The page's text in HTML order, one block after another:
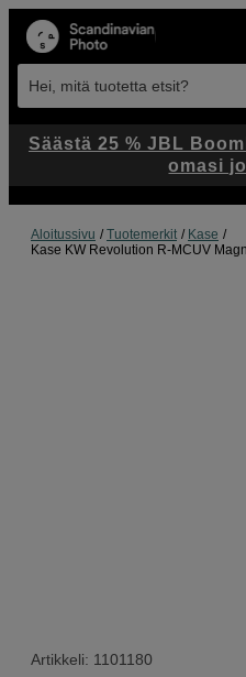
Hei, mitä tuotetta etsit?
Aloitussivu Tuotemerkit
Kase
Kase KW Revolution R-MCUV
Artikkeli: 1101180
Säästä 25 % JBL
omasi